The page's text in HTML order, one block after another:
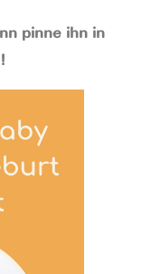
pinne ihn in